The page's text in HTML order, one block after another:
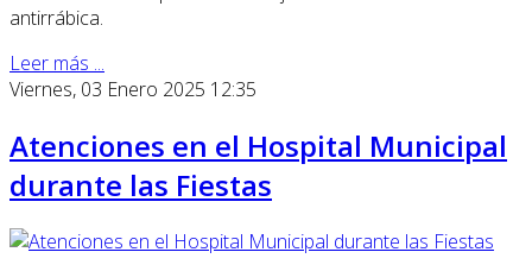
antirrábica.
Leer más ...
Viernes, 03 Enero 2025 12:35
Atenciones en el Hospital Municipal
durante las Fiestas